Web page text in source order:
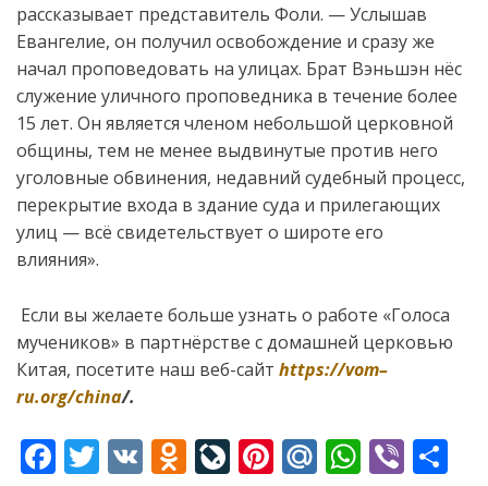
рассказывает представитель Фоли. — Услышав
Евангелие, он получил освобождение и сразу же
начал проповедовать на улицах. Брат Вэньшэн нёс
служение уличного проповедника в течение более
15 лет. Он является членом небольшой церковной
общины, тем не менее выдвинутые против него
уголовные обвинения, недавний судебный процесс,
перекрытие входа в здание суда и прилегающих
улиц — всё свидетельствует о широте его
влияния».
Если вы желаете больше узнать о работе «Голоса
мучеников» в партнёрстве с домашней церковью
Китая, посетите наш веб-сайт https://vom–
ru.org/china/.
F T V O Li Pi M W Vi